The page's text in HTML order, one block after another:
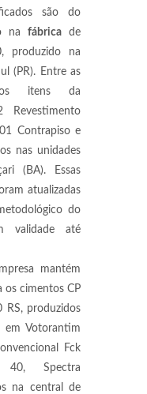
são do
na fábrica de
produzido na
(PR). Entre as
os itens da
Contrapiso e
nas unidades
(BA). Essas
atualizadas
do
validade até
mantém
os cimentos CP
RS, produzidos
em Votorantim
Fck
40, Spectra
na central de